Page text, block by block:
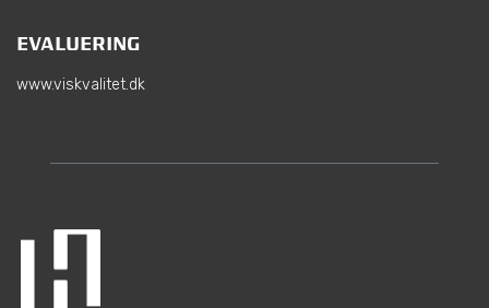
EVALUERING
www.viskvalitet.dk